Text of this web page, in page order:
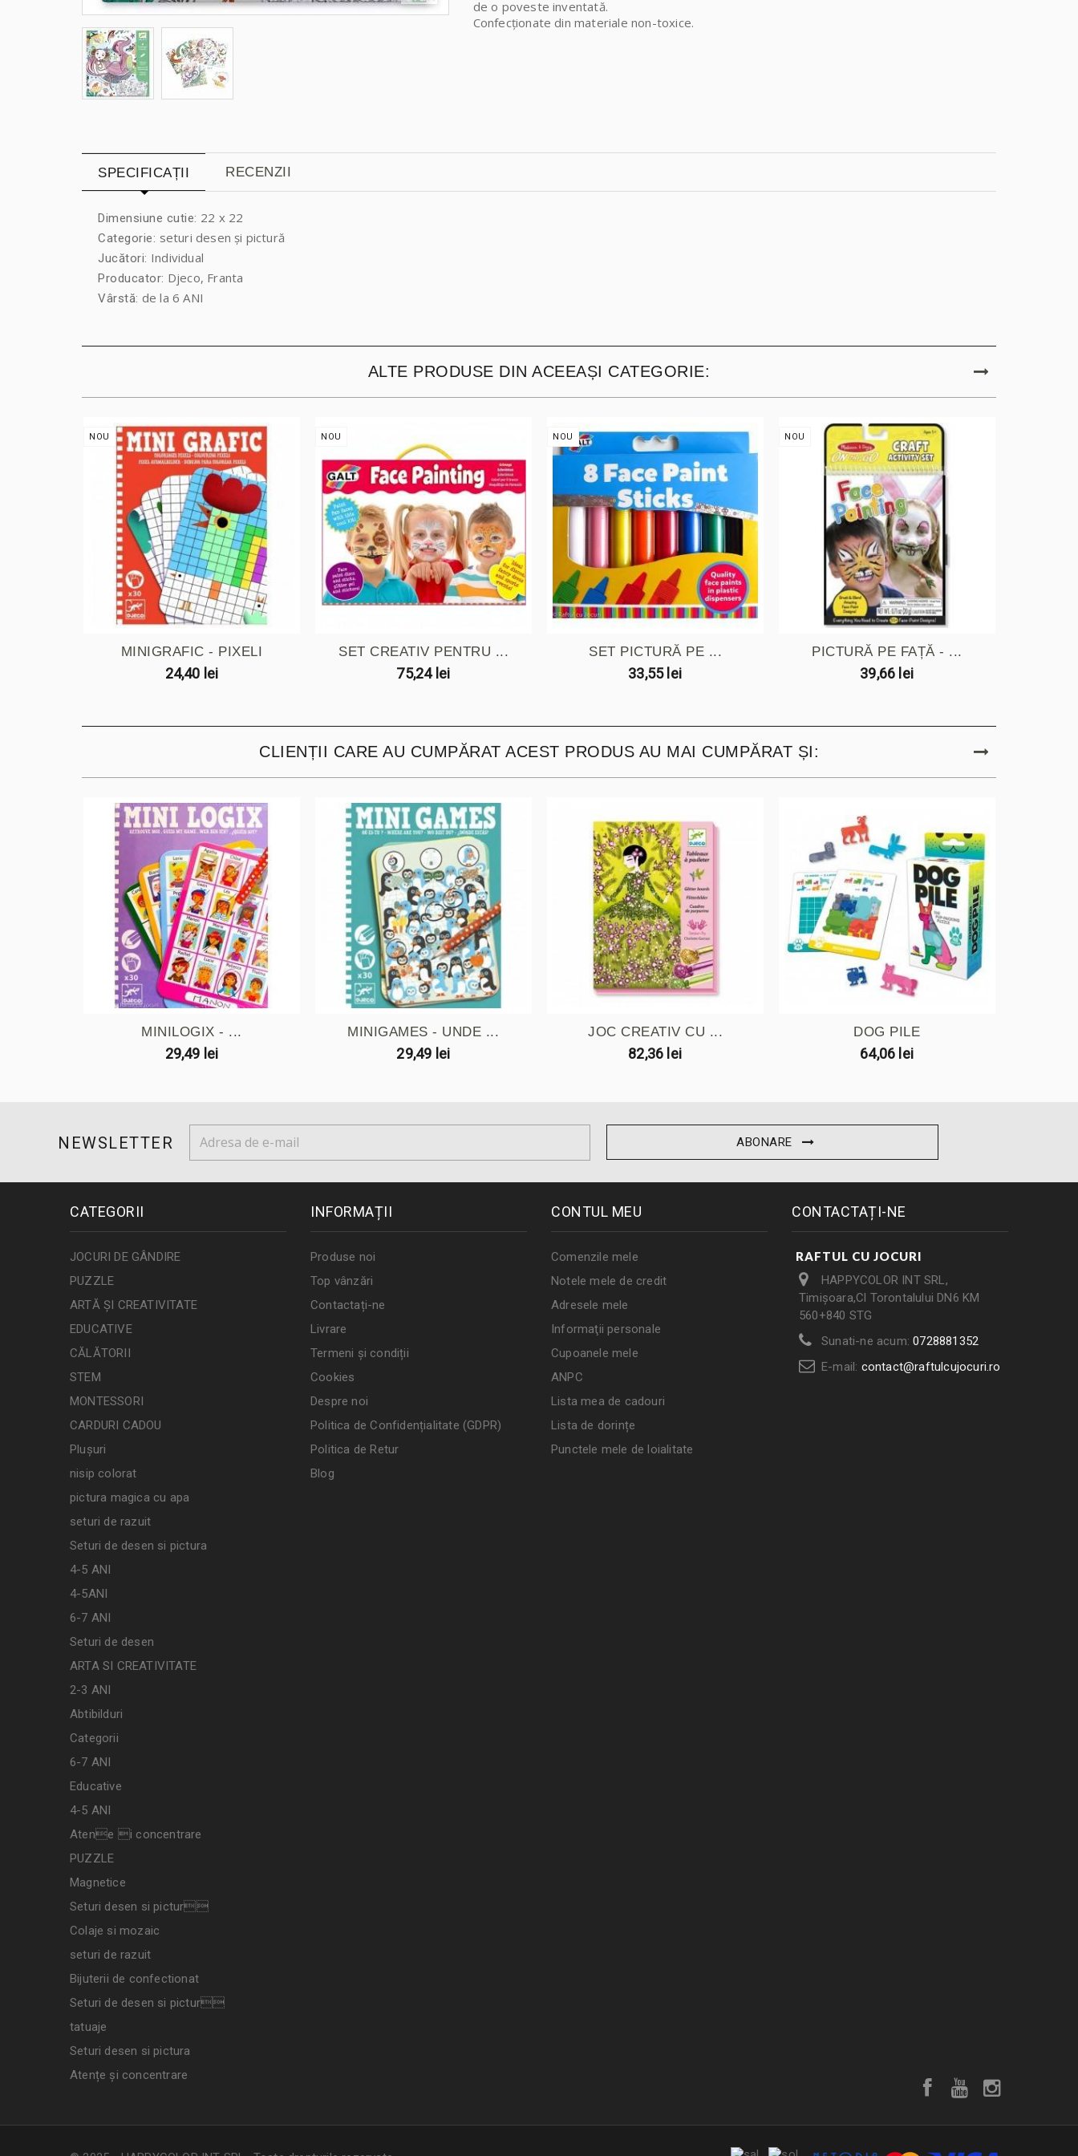
de o poveste inventată.
Confecționate din materiale non-toxice.
SPECIFICAȚII RECENZII
Dimensiune cutie: 22 x 22
Categorie: seturi desen și pictură
Jucători: Individual
Producator: Djeco, Franta
Vârstă: de la 6 ANI
ALTE PRODUSE DIN ACEEAȘI CATEGORIE:
NOU
MINIGRAFIC - PIXELI
24,40 lei
NOU
SET CREATIV PENTRU ...
75,24 lei
NOU
SET PICTURĂ PE ...
33,55 lei
NOU
PICTURĂ PE FAȚĂ - ...
39,66 lei
CLIENȚII CARE AU CUMPĂRAT ACEST PRODUS AU MAI CUMPĂRAT ȘI:
MINILOGIX - ...
29,49 lei
MINIGAMES - UNDE ...
29,49 lei
JOC CREATIV CU ...
82,36 lei
DOG PILE
64,06 lei
NEWSLETTER ABONARE
CATEGORII
JOCURI DE GÂNDIRE
PUZZLE
ARTĂ ȘI CREATIVITATE
EDUCATIVE
CĂLĂTORII
STEM
MONTESSORI
CARDURI CADOU
Plușuri
nisip colorat
pictura magica cu apa
seturi de razuit
Seturi de desen si pictura
4-5 ANI
4-5ANI
6-7 ANI
Seturi de desen
ARTA SI CREATIVITATE
2-3 ANI
Abtibilduri
Categorii
6-7 ANI
Educative
4-5 ANI
Atene i concentrare
PUZZLE
Magnetice
Seturi desen si pictur
Colaje si mozaic
seturi de razuit
Bijuterii de confectionat
Seturi de desen si pictur
tatuaje
Seturi desen si pictura
Atențe și concentrare
INFORMAȚII
Produse noi
Top vânzări
Contactați-ne
Livrare
Termeni și condiții
Cookies
Despre noi
Politica de Confidențialitate (GDPR)
Politica de Retur
Blog
CONTUL MEU
Comenzile mele
Notele mele de credit
Adresele mele
Informaţii personale
Cupoanele mele
ANPC
Lista mea de cadouri
Lista de dorințe
Punctele mele de loialitate
CONTACTAȚI-NE
RAFTUL CU JOCURI
HAPPYCOLOR INT SRL,
Timișoara,Cl Torontalului DN6 KM
560+840 STG
Sunati-ne acum:0728881352
E-mail: contact@raftulcujocuri.ro